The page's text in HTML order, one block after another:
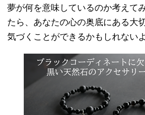
夢が何を意味しているのか考えて
たら、あなたの心の奥底にある大
気づくことができるかもしれないよ